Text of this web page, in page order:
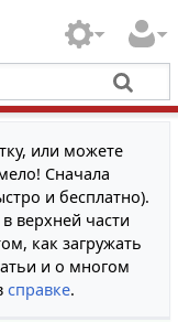
или можете
Сначала
и бесплатно).
верхней части
как загружать
и о многом
справке.